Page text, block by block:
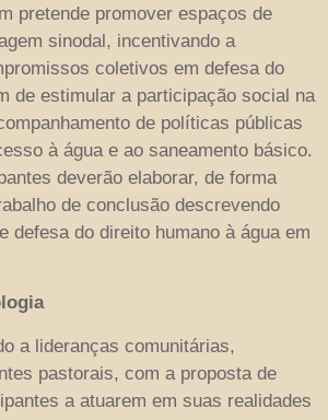
pretende promover espaços de
sinodal, incentivando a
coletivos em defesa do
de estimular a participação social na
de políticas públicas
à água e ao saneamento básico.
deverão elaborar, de forma
de conclusão descrevendo
defesa do direito humano à água em
a lideranças comunitárias,
pastorais, com a proposta de
a atuarem em suas realidades